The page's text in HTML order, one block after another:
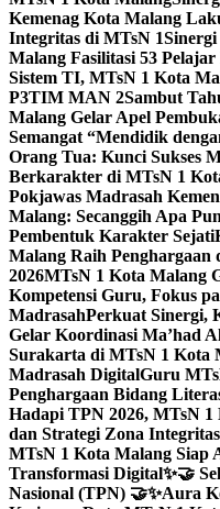
Kemenag Kota Malang
Integritas di MTsN 1Sinergi
Malang Fasilitasi 53
Sistem TI, MTsN 1 Kota
P3TIM MAN 2Sambut
Malang Gelar Apel
Semangat “Mendidik
Orang Tua: Kunci Sukses
Berkarakter di MTsN 1
Pokjawas Madrasah
Malang: Secanggih Apa
Pembentuk Karakter Sejati
Malang Raih
2026MTsN 1 Kota Malang
Kompetensi Guru, Fokus
MadrasahPerkuat Sinergi,
Gelar Koordinasi Ma’had
Surakarta di MTsN 1 Kota
Madrasah DigitalGuru
Penghargaan Bidang
Hadapi TPN 2026, MTsN
dan Strategi Zona Integritas
MTsN 1 Kota Malang Siap
Transformasi Digital✨🤝
Nasional (TPN) 🤝✨Aura